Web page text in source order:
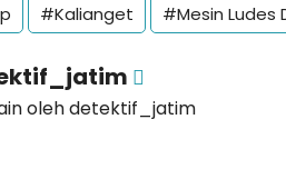
#Kalianget #Mesin Ludes
oleh detektif_jatim